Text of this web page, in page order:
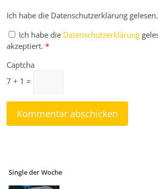
Ich habe die Datenschutzerklärung gelesen.
Ich habe die Datenschutzerklärung
akzeptiert. *
Captcha
7 + 1 =
Single der Woche